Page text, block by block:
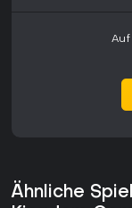
Ähnliche